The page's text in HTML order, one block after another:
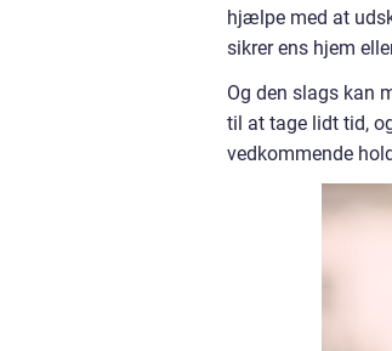
hjælpe med at
sikrer ens hjem
Og den slags kan
til at tage lidt tid,
vedkommende